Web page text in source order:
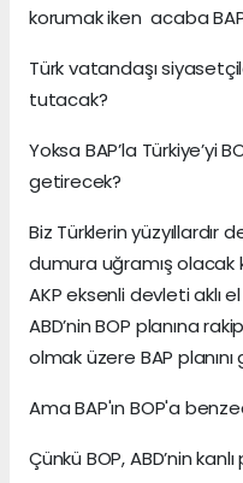
korumak iken acaba
Türk vatandaşı
tutacak?
Yoksa BAP’la Türkiye’yi
getirecek?
Biz Türklerin yüzyıllardır
dumura uğramış olacak
AKP eksenli devleti aklı
ABD’nin BOP planına
olmak üzere BAP
Ama BAP'ın BOP'a
Çünkü BOP, ABD’nin kanlı